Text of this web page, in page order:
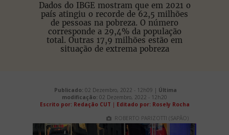
Dados do IBGE mostram que em 2021 o
país atingiu o recorde de 62,5 milhões
de pessoas na pobreza. O número
corresponde a 29,4% da população
total. Outras 17,9 milhões estão em
situação de extrema pobreza
Publicado: 02 Dezembro, 2022 - 12h09 | Última
modificação: 02 Dezembro, 2022 - 12h20
Escrito por: Redação CUT | Editado por: Rosely Rocha
ROBERTO PARIZOTTI (SAPÃO)